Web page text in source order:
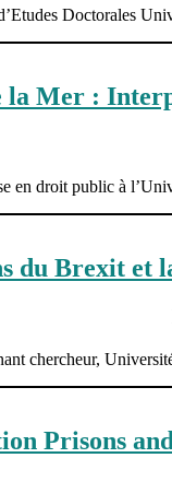
Doctorales
la Mer :
en droit public à
du Brexit et
chercheur,
Prisons